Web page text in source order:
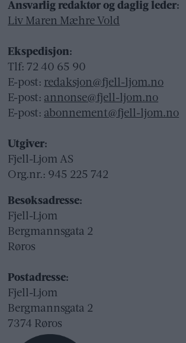
Ansvarlig redaktør og daglig leder:
Liv Maren Mæhre Vold
Ekspedisjon:
Tlf: 72 40 65 90
E-post: redaksjon@fjell-ljom.no
E-post: annonse@fjell-ljom.no
E-post: abonnement@fjell-ljom.no
Utgiver:
Fjell-Ljom AS
Org.nr.: 945 225 742
Besøksadresse:
Fjell-Ljom
Bergmannsgata 2
Røros
Postadresse:
Fjell-Ljom
Bergmannsgata 2
7374 Røros